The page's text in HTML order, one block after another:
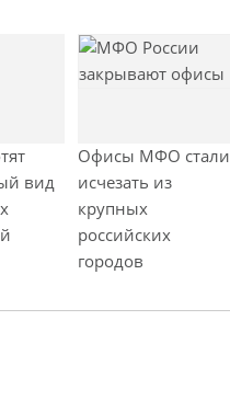
с
вид
Офисы МФО стали
исчезать из
крупных
российских
городов